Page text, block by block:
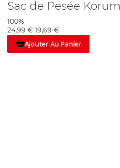
Sac de Pesée
100%
24,99 €
19,69 €
Ajouter Au Panier